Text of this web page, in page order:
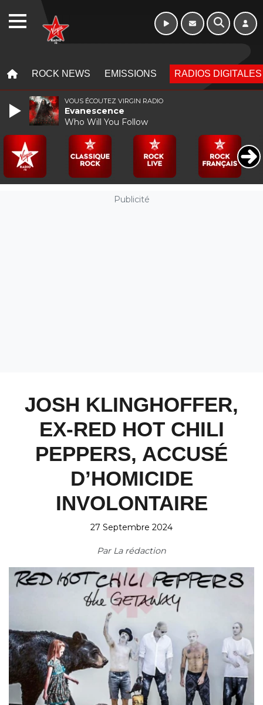
ROCK NEWS EMISSIONS RADIOS DIGITALES
Publicité
JOSH KLINGHOFFER,
EX-RED HOT CHILI
PEPPERS, ACCUSÉ
D’HOMICIDE
INVOLONTAIRE
27 Septembre 2024
Par La rédaction
VOUS ÉCOUTEZ VIRGIN RADIO
Evanescence
Who Will You Follow
WEBRADIO